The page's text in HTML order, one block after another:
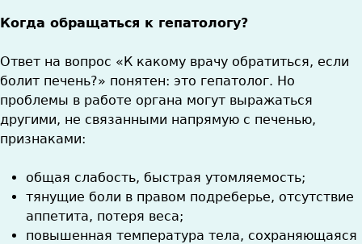
Когда обращаться к гепатологу?
Ответ на вопрос «К какому врачу обратиться, если
болит печень?» понятен: это гепатолог. Но
проблемы в работе органа могут выражаться
другими, не связанными напрямую с печенью,
признаками:
общая слабость, быстрая утомляемость;
тянущие боли в правом подреберье, отсутствие
аппетита, потеря веса;
повышенная температура тела, сохраняющаяся